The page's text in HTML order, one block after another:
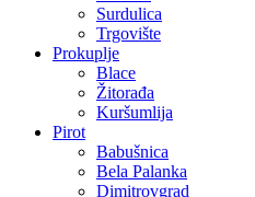
Surdulica
Trgovište
Prokuplje
Blace
Žitorađa
Kuršumlija
Pirot
Babušnica
Bela Palanka
Dimitrovgrad